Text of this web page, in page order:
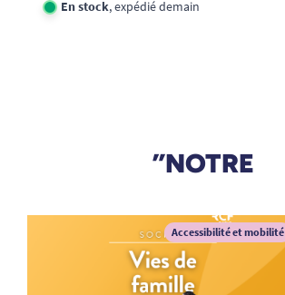
En stock, expédié demain
”NOTRE
Accessibilité et mobilité